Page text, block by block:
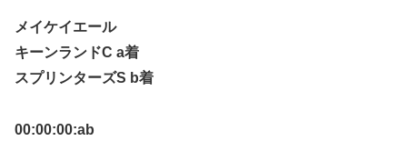
メイケイエール
キーンランドC a着
スプリンターズS b着
00:00:00:ab